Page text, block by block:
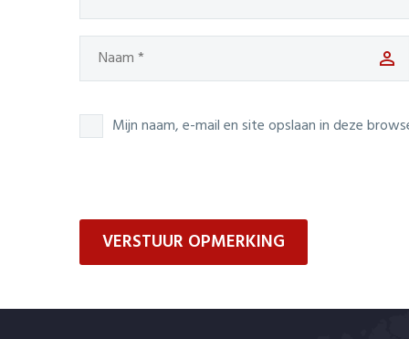
Mijn naam, e-mail en site opslaan in deze
VERSTUUR OPMERKING